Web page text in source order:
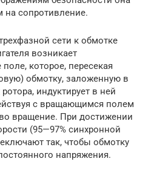
на сопротивление.
сети к обмотке
возникает
которое, пересекая
обмотку, заложенную в
индуктирует в ней
с вращающимся полем
вращение. При достижении
(95—97% синхронной
так, чтобы обмотку
напряжения.